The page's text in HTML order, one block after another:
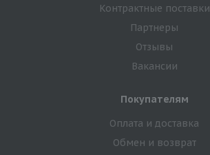
Контрактные поставки
Партнеры
Отзывы
Вакансии
Покупателям
Оплата и доставка
Обмен и возврат